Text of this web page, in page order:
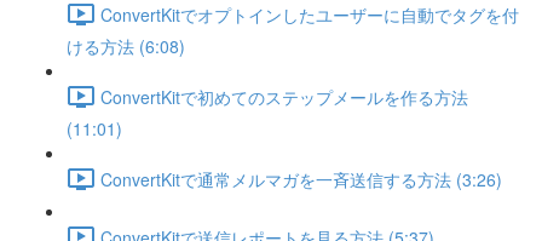
ConvertKitでオプトインしたユーザーに自動でタグを付
ける方法 (6:08)
ConvertKitで初めてのステップメールを作る方法
(11:01)
ConvertKitで通常メルマガを一斉送信する方法 (3:26)